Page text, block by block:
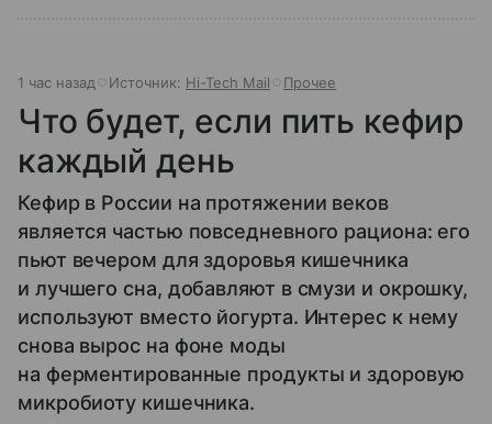
1 час назад Источник: Hi-Tech Mail Прочее
Что будет, если пить кефир
каждый день
Кефир в России на протяжении веков
является частью повседневного рациона: его
пьют вечером для здоровья кишечника
и лучшего сна, добавляют в смузи и окрошку,
используют вместо йогурта. Интерес к нему
снова вырос на фоне моды
на ферментированные продукты и здоровую
микробиоту кишечника.